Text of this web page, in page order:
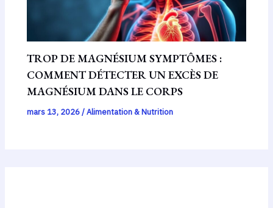
TROP DE MAGNÉSIUM SYMPTÔMES :
COMMENT DÉTECTER UN EXCÈS DE
MAGNÉSIUM DANS LE CORPS
mars 13, 2026/Alimentation & Nutrition